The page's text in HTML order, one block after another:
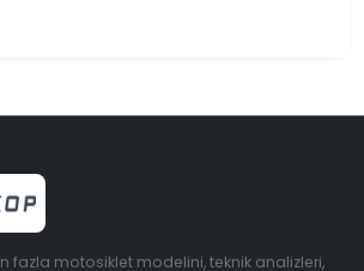
fazla motosiklet modelini, teknik analizleri,